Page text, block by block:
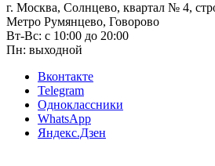
г. Москва, Солнцево, квартал № 4,
Метро Румянцево, Говорово
Вт-Вс: с 10:00 до 20:00
Пн: выходной
Вконтакте
Telegram
Одноклассники
WhatsApp
Яндекс.Дзен